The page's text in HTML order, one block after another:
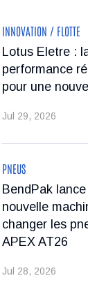
INNOVATION / FLOTTE
Lotus Eletre :
performance
pour une
Jul 29, 2026
PNEUS
BendPak
nouvelle
changer les
APEX AT26
Jul 28, 2026